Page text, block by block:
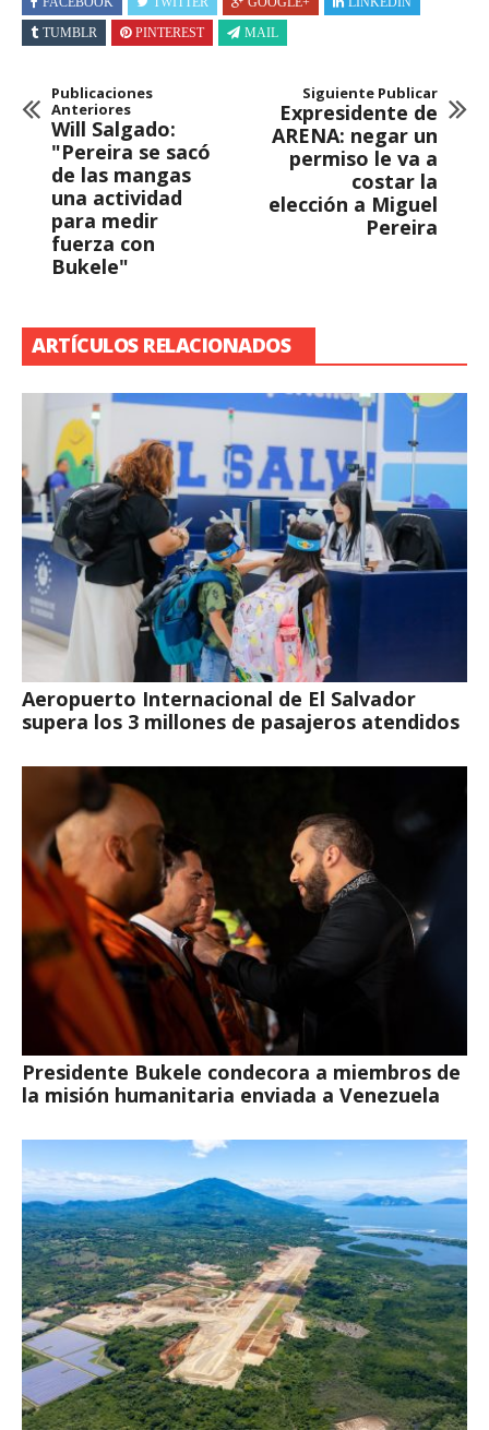
TUMBLR
PINTEREST MAIL
Publicaciones
Anteriores
Will Salgado:
"Pereira se sacó
de las mangas
una actividad
para medir
fuerza con
Bukele"
Siguiente Publicar
Expresidente de
ARENA: negar un
permiso le va a
costar la
elección a Miguel
Pereira
ARTÍCULOS RELACIONADOS
Aeropuerto Internacional de El Salvador
supera los 3 millones de pasajeros atendidos
Presidente Bukele condecora a miembros de
la misión humanitaria enviada a Venezuela